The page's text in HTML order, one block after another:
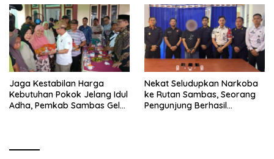
Jaga Kestabilan Harga
Kebutuhan Pokok Jelang Idul
Adha, Pemkab Sambas Gelar
Nekat Seludupkan Narkoba
ke Rutan Sambas, Seorang
Pengunjung Berhasil